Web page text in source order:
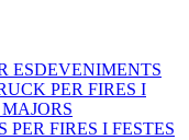
FIRES I FESTES